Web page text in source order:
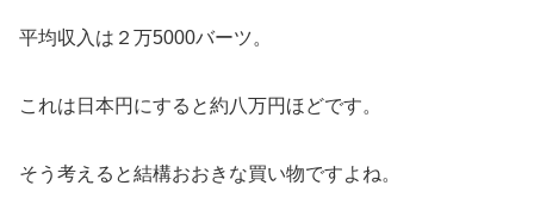
平均収入は２万5000バーツ。
これは日本円にすると約八万円ほどです。
そう考えると結構おおきな買い物ですよね。